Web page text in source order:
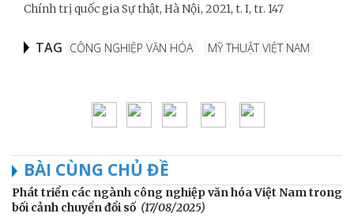
Chính trị quốc gia Sự thật, Hà Nội, 2021, t. I, tr. 147
TAG CÔNG NGHIỆP VĂN HÓA MỸ THUẬT VIỆT NAM
BÀI CÙNG CHỦ ĐỀ
Phát triển các ngành công nghiệp văn hóa Việt Nam trong
bối cảnh chuyển đổi số (17/08/2025)